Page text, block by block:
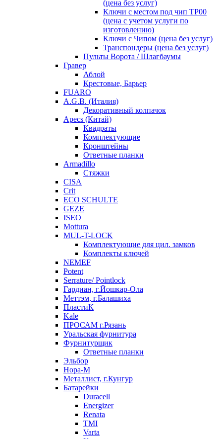
(цена без услуг)
Ключи с местом под чип TP00
(цена с учетом услуги по
изготовлению)
Ключи с Чипом (цена без услуг)
Транспондеры (цена без услуг)
Пульты Ворота / Шлагбаумы
Гравер
Аблой
Крестовые, Барьер
FUARO
A.G.B. (Италия)
Декоративный колпачок
Apecs (Китай)
Квадраты
Комплектующие
Кронштейны
Ответные планки
Armadillo
Стяжки
CISA
Crit
ECO SCHULTE
GEZE
ISEO
Mottura
MUL-T-LOCK
Комплектующие для цил. замков
Комплекты ключей
NEMEF
Potent
Serrature/ Pointlock
Гардиан, г.Йошкар-Ола
Меттэм, г.Балашиха
ПластиК
Kale
ПРОСАМ г.Рязань
Уральская фурнитура
Фурнитурщик
Ответные планки
Эльбор
Нора-М
Металлист, г.Кунгур
Батарейки
Duracell
Energizer
Renata
TMI
Varta